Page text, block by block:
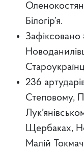
Білогір’я.
Зафіксовано
236
Степовому,
Щербаках,
Малій